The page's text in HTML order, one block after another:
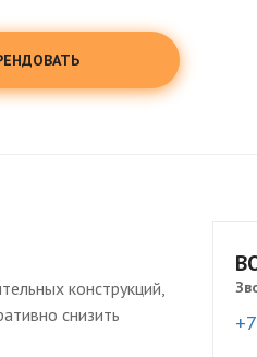
конструкций,
снизить